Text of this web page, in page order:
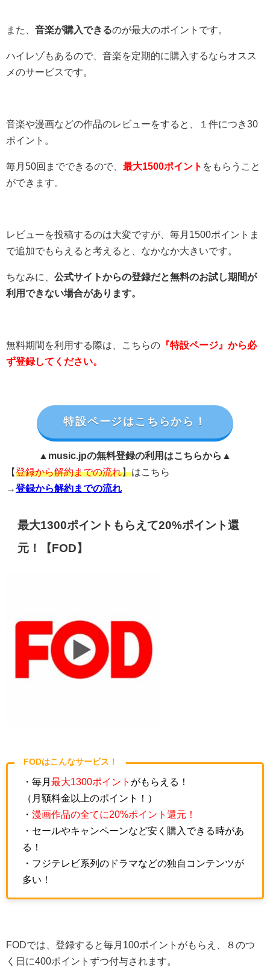
また、 音楽が購入できるのが最大のポイントです。
ハイレゾもあるので、音楽を定期的に購入するならオスス
メのサービスです。
音楽や漫画などの作品のレビューをすると、１件につき30
ポイント。
毎月50回までできるので、 最大1500ポイント をもらうこと
ができます。
レビューを投稿するのは大変ですが、毎月1500ポイントま
で追加でもらえると考えると、なかなか大きいです。
ちなみに、 公式サイトからの登録だと無料のお試し期間が
利用できない場合があります。
無料期間を利用する際は、こちらの 『特設ページ』から必
ず登録してください。
特設ページはこちらから！
▲music.jpの無料登録の利用はこちらから▲
【登録から解約までの流れ】はこちら
→登録から解約までの流れ
最大1300ポイントもらえて20%ポイント還
元！【FOD】
FODはこんなサービス！
・毎月 最大1300ポイント がもらえる！
（月額料金以上のポイント！）
・ 漫画作品の全てに20%ポイント還元！
・セールやキャンペーンなど安く購入できる時があ
る！
・フジテレビ系列のドラマなどの独自コンテンツが
多い！
FODでは、登録すると毎月100ポイントがもらえ、８のつ
く日に400ポイントずつ付与されます。